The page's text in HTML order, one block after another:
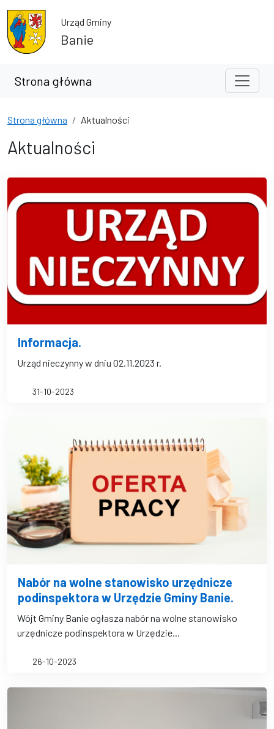
Przejdź do treści
Przejdź do wyszukiwarki
Urząd Gminy
Banie
Strona główna
Strona główna Aktualności
Aktualności
Informacja.
Urząd nieczynny w dniu 02.11.2023 r.
31-10-2023
Nabór na wolne stanowisko urzędnicze
podinspektora w Urzędzie Gminy Banie.
Wójt Gminy Banie ogłasza nabór na wolne stanowisko
urzędnicze podinspektora w Urzędzie...
26-10-2023